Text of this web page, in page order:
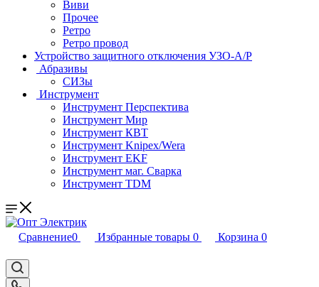
Виви
Прочее
Ретро
Ретро провод
Устройство защитного отключения УЗО-А/Р
Абразивы
СИЗы
Инструмент
Инструмент Перспектива
Инструмент Мир
Инструмент КВТ
Инструмент Knipex/Wera
Инструмент EKF
Инструмент маг. Сварка
Инструмент TDM
Сравнение0 Избранные товары 0 Корзина 0